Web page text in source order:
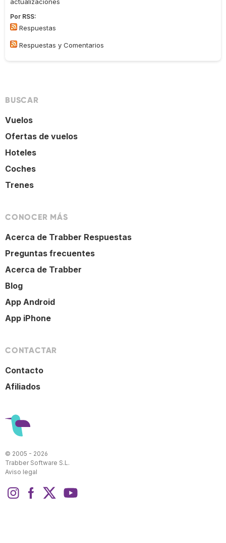
Por RSS:
Respuestas
Respuestas y Comentarios
BUSCAR
Vuelos
Ofertas de vuelos
Hoteles
Coches
Trenes
CONOCER MÁS
Acerca de Trabber Respuestas
Preguntas frecuentes
Acerca de Trabber
Blog
App Android
App iPhone
CONTACTAR
Contacto
Afiliados
© 2005 - 2026
Trabber Software S.L.
Aviso legal